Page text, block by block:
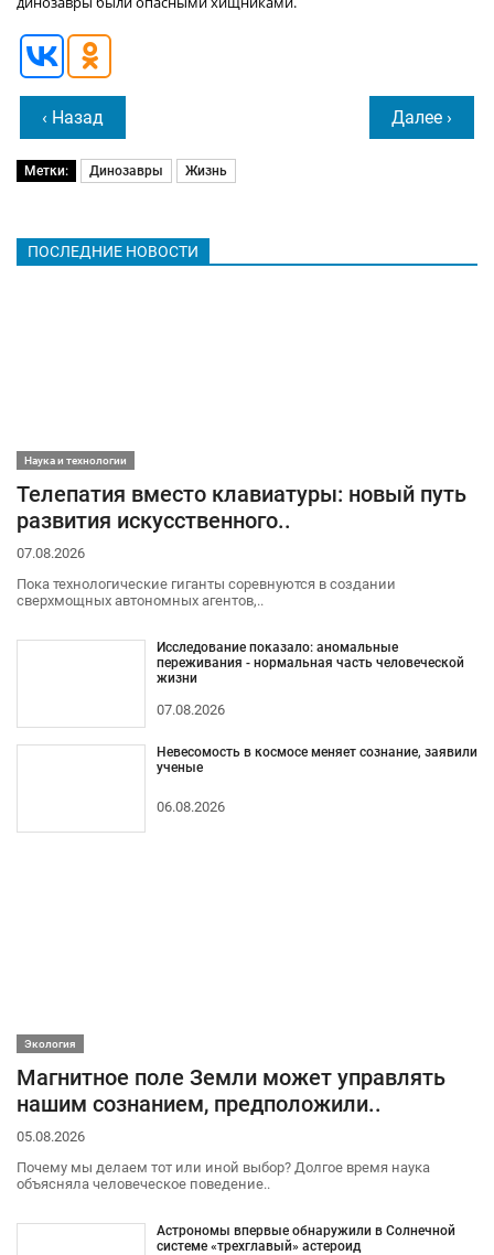
‹ Назад Далее ›
Метки: Динозавры Жизнь
ПОСЛЕДНИЕ НОВОСТИ
Наука и технологии
Телепатия вместо клавиатуры: новый путь
развития искусственного..
07.08.2026
Пока технологические гиганты соревнуются в создании
сверхмощных автономных агентов,..
Исследование показало: аномальные
переживания - нормальная часть человеческой
жизни
07.08.2026
Невесомость в космосе меняет сознание, заявили
ученые
06.08.2026
Экология
Магнитное поле Земли может управлять
нашим сознанием, предположили..
05.08.2026
Почему мы делаем тот или иной выбор? Долгое время наука
объясняла человеческое поведение..
Астрономы впервые обнаружили в Солнечной
системе «трехглавый» астероид